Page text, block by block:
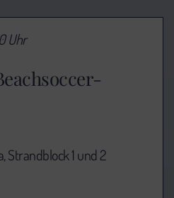
Uhr
Strandblock 1 und 2